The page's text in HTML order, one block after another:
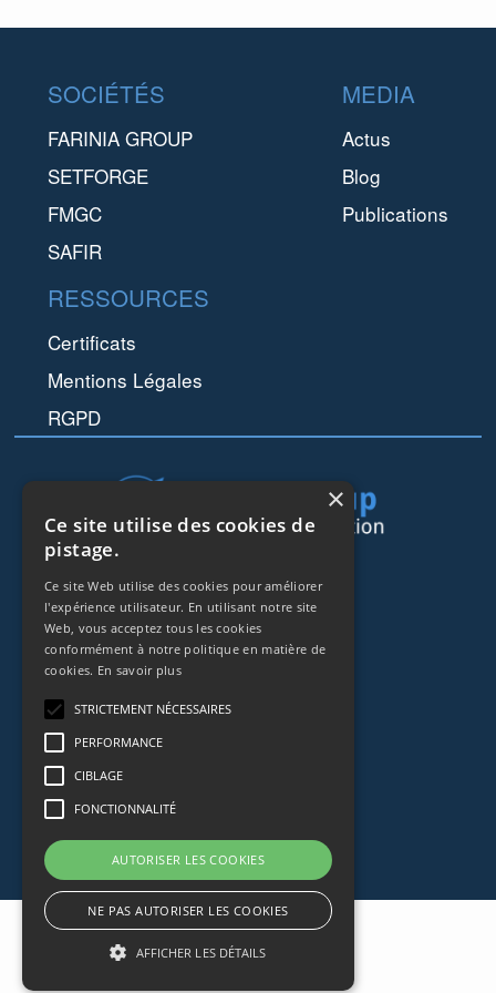
directrices d’entrée) est de diriger l'air vers le
Footer
SOCIÉTÉS
FARINIA GROUP
SETFORGE
FMGC
SAFIR
MEDIA
Actus
Blog
Publications
RESSOURCES
Certificats
Mentions Légales
RGPD
44 rue de Lisbonne
75008Paris
Frankreich
Ce site utilise des cookies de
pistage.
Ce site Web utilise des cookies pour améliorer
l'expérience utilisateur. En utilisant notre site
Web, vous acceptez tous les cookies
conformément à notre politique en matière de
cookies. En savoir plus
STRICTEMENT NÉCESSAIRES
PERFORMANCE
CIBLAGE
FONCTIONNALITÉ
AUTORISER LES COOKIES
NE PAS AUTORISER LES COOKIES
AFFICHER LES DÉTAILS
×